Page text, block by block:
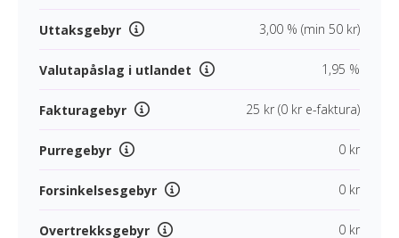
Uttaksgebyr 3,00 % (min 50 kr)
Valutapåslag i utlandet 1,95 %
Fakturagebyr 25 kr (0 kr e-faktura)
Purregebyr 0 kr
Forsinkelsesgebyr 0 kr
Overtrekksgebyr 0 kr